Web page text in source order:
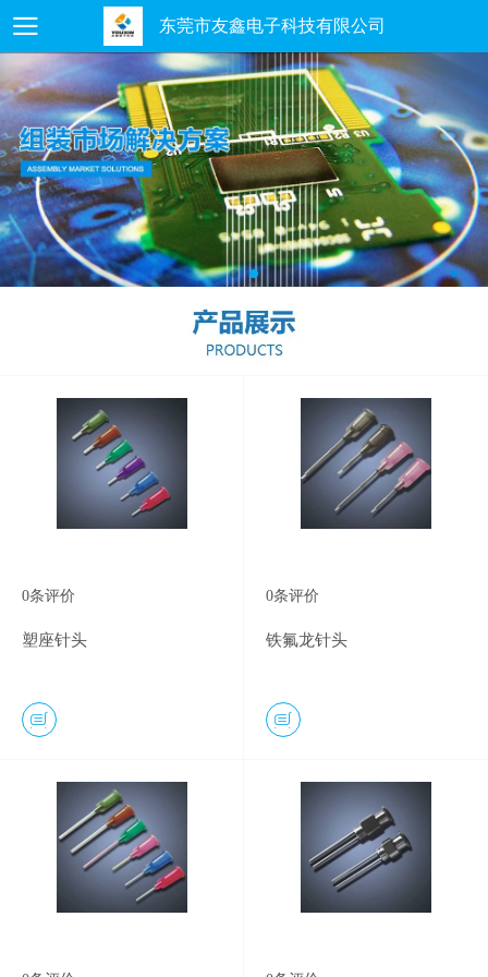
东莞市友鑫电子科技有限公司
0条评价
塑座针头
0条评价
铁氟龙针头